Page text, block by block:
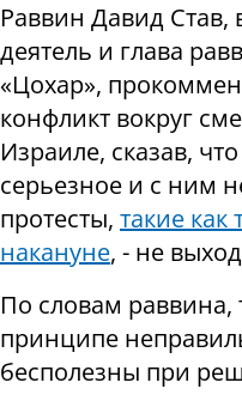
Раввин Давид
деятель и глава
«Цохар»,
конфликт вокруг
Израиле, сказав,
серьезное и с ним
протесты, такие как
накануне, - не
По словам раввина,
принципе
бесполезны при